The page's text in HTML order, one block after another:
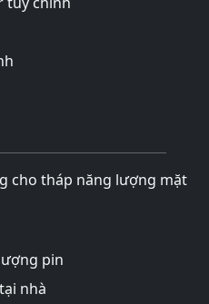
cho tháp năng lượng mặt
pin
nhà